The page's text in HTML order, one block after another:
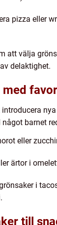
pizza eller
att välja
delaktighet.
med
barnet
eller
ärtor i
i
till